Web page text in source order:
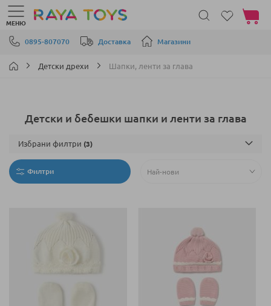
Прескачане към съдържанието
0895-807070 Доставка Магазини
МЕНЮ
Моята
Детски дрехи Шапки, ленти за глава
Детски и бебешки шапки и ленти за глава
Филтри
Избрани филтри